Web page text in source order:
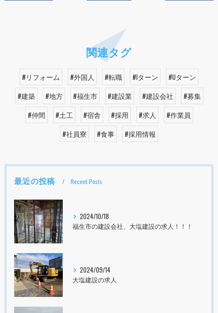
関連タグ
#リフォーム #外国人 #転職 #Iターン
#Uターン
#建築
#地方 #福生市 #建設業 #建設会社
#募集
#仲間
#土工 #宿舎 #採用 #求人
#作業員
#社員寮
#食事 #採用情報
最近の投稿 Recent Posts
2024/10/18
福生市の建設会社、大塩建設の求人！！！
2024/09/14
大塩建設の求人